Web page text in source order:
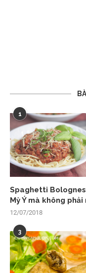
1
Spaghetti
Mỳ Ý mà không phải
12/07/2018
3